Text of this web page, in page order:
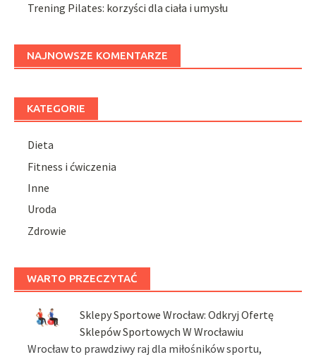
Trening Pilates: korzyści dla ciała i umysłu
NAJNOWSZE KOMENTARZE
KATEGORIE
Dieta
Fitness i ćwiczenia
Inne
Uroda
Zdrowie
WARTO PRZECZYTAĆ
Sklepy Sportowe Wrocław: Odkryj Ofertę
Sklepów Sportowych W Wrocławiu
Wrocław to prawdziwy raj dla miłośników sportu,